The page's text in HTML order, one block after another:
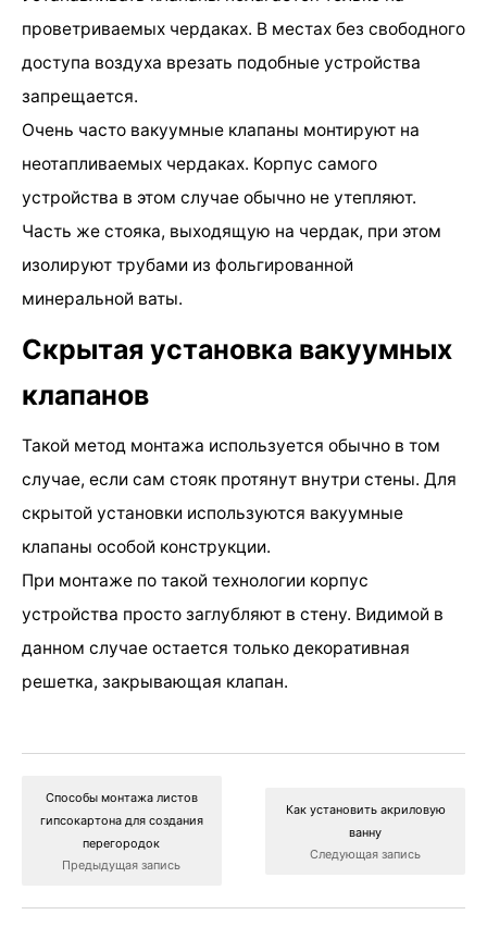
проветриваемых чердаках. В местах без свободного
доступа воздуха врезать подобные устройства
запрещается.
Очень часто вакуумные клапаны монтируют на
неотапливаемых чердаках. Корпус самого
устройства в этом случае обычно не утепляют.
Часть же стояка, выходящую на чердак, при этом
изолируют трубами из фольгированной
минеральной ваты.
Скрытая установка вакуумных
клапанов
Такой метод монтажа используется обычно в том
случае, если сам стояк протянут внутри стены. Для
скрытой установки используются вакуумные
клапаны особой конструкции.
При монтаже по такой технологии корпус
устройства просто заглубляют в стену. Видимой в
данном случае остается только декоративная
решетка, закрывающая клапан.
Способы монтажа листов
гипсокартона для создания
перегородок
Предыдущая запись
Как установить акриловую
ванну
Следующая запись